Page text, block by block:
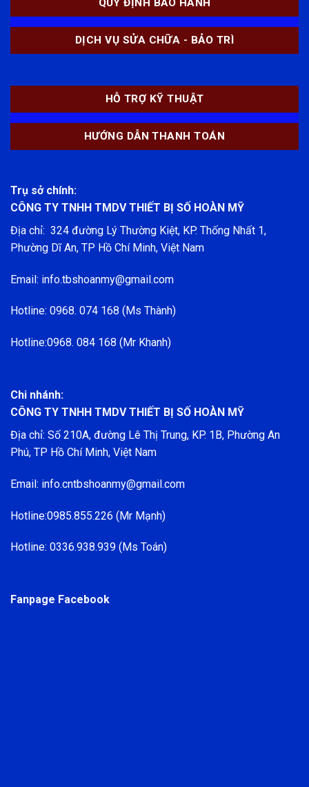
QUY ĐỊNH BẢO HÀNH
DỊCH VỤ SỬA CHỮA - BẢO TRÌ
HỖ TRỢ KỸ THUẬT
HƯỚNG DẪN THANH TOÁN
Trụ sở chính:
CÔNG TY TNHH TMDV THIẾT BỊ SỐ HOÀN MỸ
Địa chỉ: 324 đường Lý Thường Kiệt, KP. Thống Nhất 1,
Phường Dĩ An, TP Hồ Chí Minh, Việt Nam
Email: info.tbshoanmy@gmail.com
Hotline: 0968. 074 168 (Ms Thành)
Hotline:0968. 084 168 (Mr Khanh)
Chi nhánh:
CÔNG TY TNHH TMDV THIẾT BỊ SỐ HOÀN MỸ
Địa chỉ: Số 210A, đường Lê Thị Trung, KP. 1B, Phường An
Phú, TP Hồ Chí Minh, Việt Nam
Email: info.cntbshoanmy@gmail.com
Hotline:0985.855.226 (Mr Mạnh)
Hotline: 0336.938.939 (Ms Toán)
Fanpage Facebook